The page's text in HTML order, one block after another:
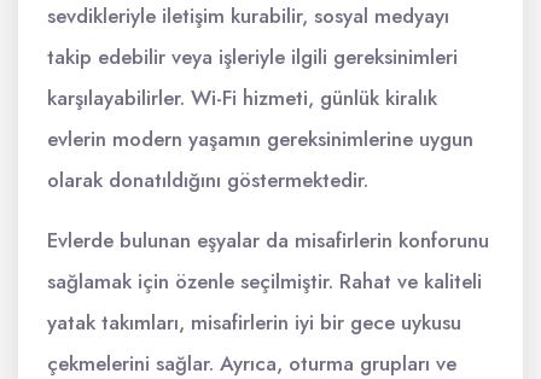
sevdikleriyle iletişim kurabilir, sosyal medyayı
takip edebilir veya işleriyle ilgili gereksinimleri
karşılayabilirler. Wi-Fi hizmeti, günlük kiralık
evlerin modern yaşamın gereksinimlerine uygun
olarak donatıldığını göstermektedir.
Evlerde bulunan eşyalar da misafirlerin konforunu
sağlamak için özenle seçilmiştir. Rahat ve kaliteli
yatak takımları, misafirlerin iyi bir gece uykusu
çekmelerini sağlar. Ayrıca, oturma grupları ve